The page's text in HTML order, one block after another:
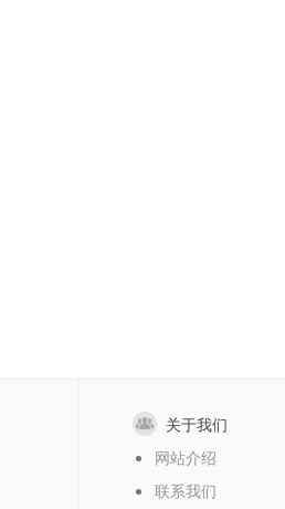
关于我们
网站介绍
联系我们